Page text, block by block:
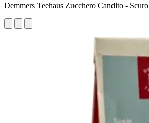
Demmers Teehaus Zucchero Candito - Scuro